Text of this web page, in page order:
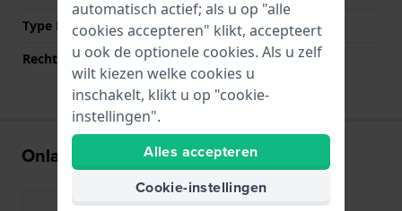
Type Bevestiging
Schroef
Rechte aanzet
Nee
Onlangs bekeken
automatisch actief; als u op "alle
cookies accepteren" klikt, accepteert
u ook de optionele cookies. Als u zelf
wilt kiezen welke cookies u
inschakelt, klikt u op "cookie-
instellingen".
Alles accepteren
Cookie-instellingen